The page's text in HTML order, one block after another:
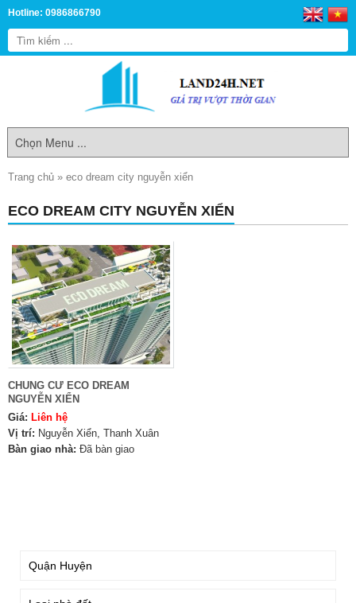
Hotline: 0986866790
Trang chủ » eco dream city nguyễn xiển
ECO DREAM CITY NGUYỄN XIỂN
CHUNG CƯ ECO DREAM
NGUYỄN XIỂN
Giá: Liên hệ
Vị trí: Nguyễn Xiển, Thanh Xuân
Bàn giao nhà: Đã bàn giao